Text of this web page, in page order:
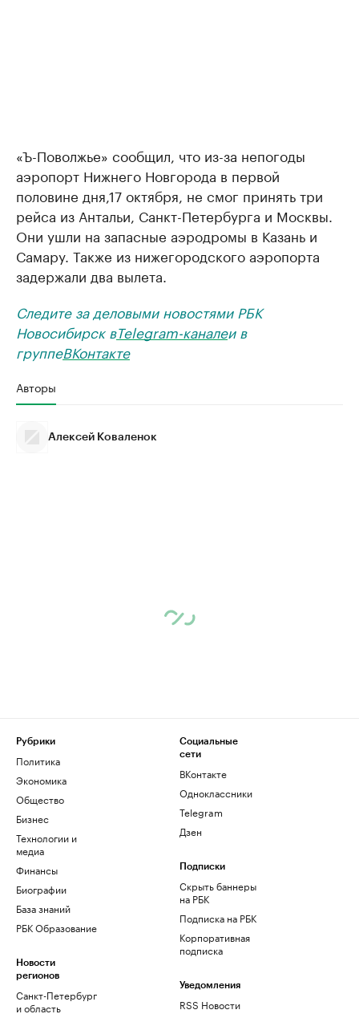
«Ъ-Поволжье» сообщил, что из-за непогоды
аэропорт Нижнего Новгорода в первой
половине дня,17 октября, не смог принять три
рейса из Антальи, Санкт-Петербурга и Москвы.
Они ушли на запасные аэродромы в Казань и
Самару. Также из нижегородского аэропорта
задержали два вылета.
Следите за деловыми новостями РБК
Новосибирск вTelegram-каналеи в
группеВКонтакте
Авторы
Алексей Коваленок
Рубрики
Политика
Экономика
Общество
Бизнес
Технологии и
медиа
Финансы
Биографии
База знаний
РБК Образование
Новости
регионов
Санкт-Петербург
и область
Социальные
сети
ВКонтакте
Одноклассники
Telegram
Дзен
Подписки
Скрыть баннеры
на РБК
Подписка на РБК
Корпоративная
подписка
Уведомления
RSS Новости